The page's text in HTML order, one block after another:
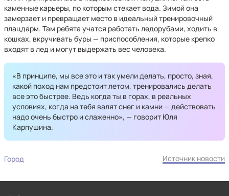
каменные карьеры, по которым стекает вода. Зимой она
замерзает и превращает место в идеальный тренировочный
плацдарм. Там ребята учатся работать ледорубами, ходить в
кошках, вкручивать буры — приспособления, которые крепко
входят в лед и могут выдержать вес человека.
«В принципе, мы все это и так умели делать, просто, зная,
какой поход нам предстоит летом, тренировались делать
все это быстрее. Ведь когда ты в горах, в реальных
условиях, когда на тебя валят снег и камни — действовать
надо очень быстро и слаженно», — говорит Юля
Карпушина.
Город Источник новости